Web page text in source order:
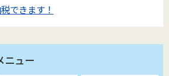
できます！
ニュー